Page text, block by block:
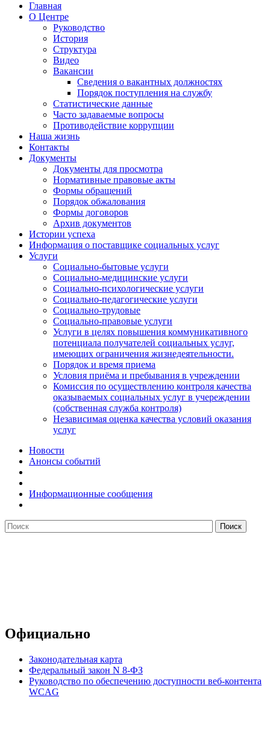
Главная
О Центре
Руководство
История
Структура
Видео
Вакансии
Сведения о вакантных должностях
Порядок поступления на службу
Статистические данные
Часто задаваемые вопросы
Противодействие коррупции
Наша жизнь
Контакты
Документы
Документы для просмотра
Нормативные правовые акты
Формы обращений
Порядок обжалования
Формы договоров
Архив документов
Истории успеха
Информация о поставщике социальных услуг
Услуги
Социально-бытовые услуги
Социально-медицинские услуги
Социально-психологические услуги
Социально-педагогические услуги
Социально-трудовые
Социально-правовые услуги
Услуги в целях повышения коммуникативного
потенциала получателей социальных услуг,
имеющих ограничения жизнедеятельности.
Порядок и время приема
Условия приёма и пребывания в учреждении
Комиссия по осуществлению контроля качества
оказываемых социальных услуг в учереждении
(собственная служба контроля)
Независимая оценка качества условий оказания
услуг
Новости
Анонсы событий
Информационные сообщения
Официально
Законодательная карта
Федеральный закон N 8-ФЗ
Руководство по обеспечению доступности веб-контента
WCAG